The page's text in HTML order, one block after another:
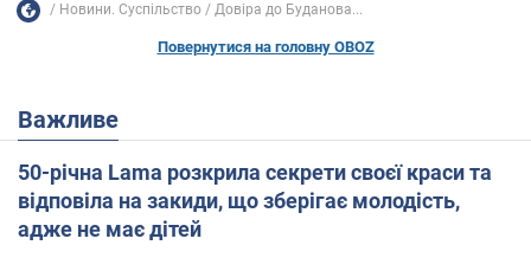
Новини. Суспільство Довіра до Буданова...
Повернутися на головну OBOZ
Важливе
50-річна Lama розкрила секрети своєї краси та
відповіла на закиди, що зберігає молодість,
адже не має дітей